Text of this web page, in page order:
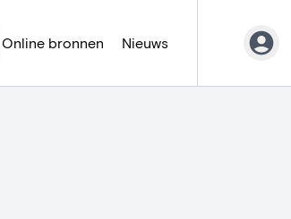
Online bronnen Nieuws